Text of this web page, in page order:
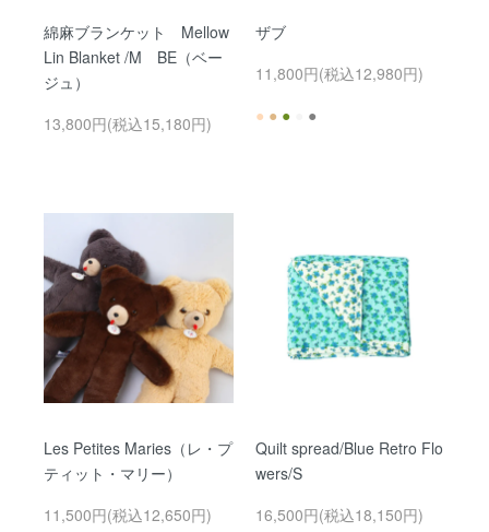
て。
Belle Bloom Online Shopにおきまして、クレジットカードの不
正利用が疑われる注文が確認されております。第三者による不
た際には発送を保留とし、お電話やメールでご連絡をさせてい
綿麻ブランケット Mellow
Lin Blanket /M BE（ベー
ジュ）
13,800円(税込15,180円)
ザブ
11,800円(税込12,980円)
● ● ● ●
Les Petites Maries（レ・プ
ティット・マリー）
11,500円(税込12,650円)
Quilt spread/Blue Retro Flo
wers/S
16,500円(税込18,150円)